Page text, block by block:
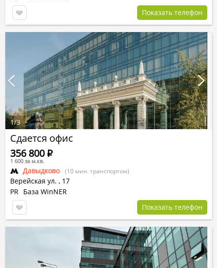
Показать телефон
Сдается офис
Давыдково (10 мин. транспортом)
Верейская ул. , 17
356 800Р
1 600 за м.кв.
PR База WinNER
Показать телефон
1/3